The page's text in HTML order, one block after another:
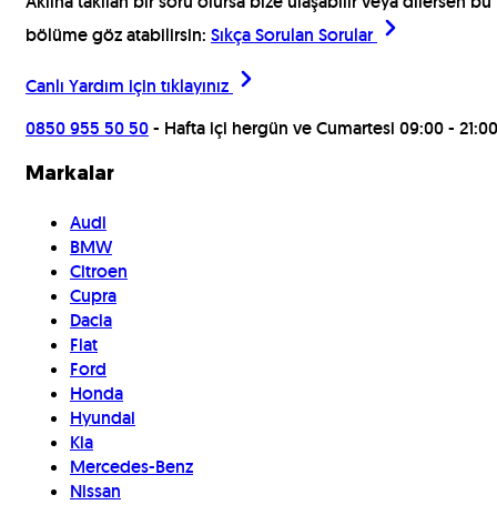
bölüme göz atabilirsin: Sıkça Sorulan Sorular
Canlı Yardım için tıklayınız
0850 955 50 50- Hafta içi hergün ve Cumartesi 09:00 - 21:00
Markalar
Audi
BMW
Citroen
Cupra
Dacia
Fiat
Ford
Honda
Hyundai
Kia
Mercedes-Benz
Nissan